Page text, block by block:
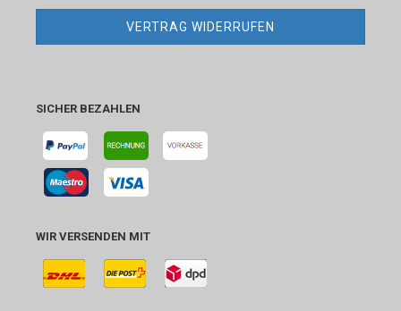
VERTRAG WIDERRUFEN
SICHER BEZAHLEN
WIR VERSENDEN MIT